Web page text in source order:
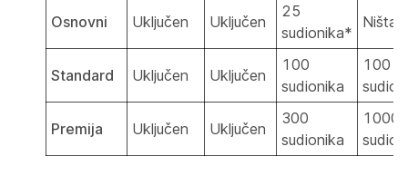
Osnovni Uključen Uključen
25
sudionika*
Ništa
Standard Uključen Uključen
100
sudionika
100
Premija Uključen Uključen
300
sudionika
1000